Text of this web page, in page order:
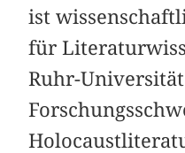
ist
für
Ruhr-